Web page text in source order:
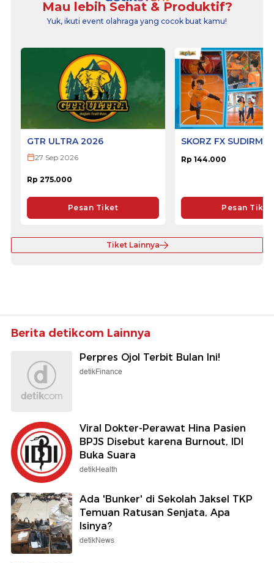
Mau lebih Sehat & Produktif?
Yuk, ikuti event olahraga yang cocok buat kamu!
GTR ULTRA 2026
27 Sep 2026
Rp 275.000
Pesan Tiket
SKORZ FX
Rp 144.000
Pesan Tiket
Tiket Lainnya
Berita detikcom Lainnya
Perpres Ojol Terbit Bulan Ini!
detikFinance
Viral Dokter-Perawat Hina Pasien
BPJS Disebut karena Burnout, IDI
Buka Suara
detikHealth
Ada 'Bunker' di Sekolah Jaksel TKP
Temuan Ratusan Senjata, Apa
Isinya?
detikNews